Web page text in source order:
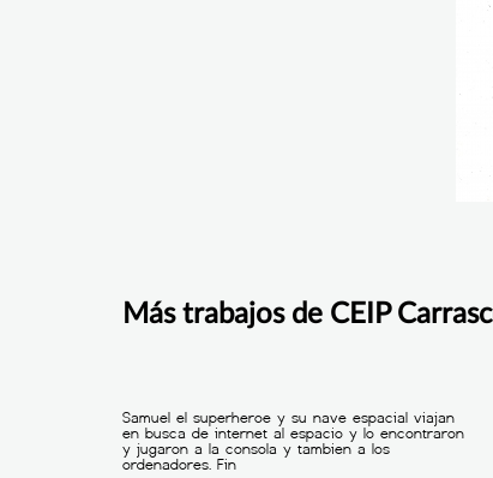
Más trabajos de CEIP